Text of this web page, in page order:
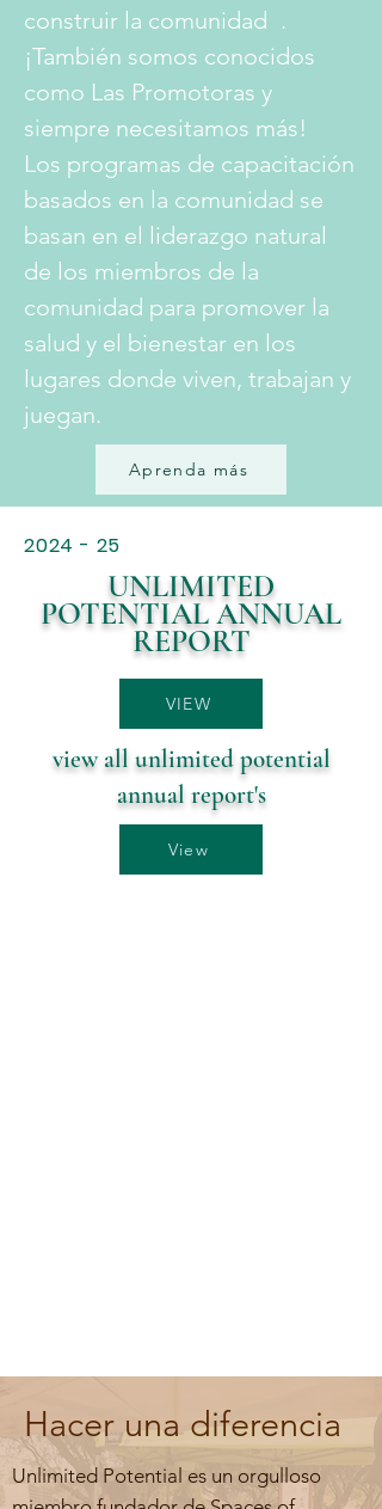
construir la comunidad .
¡También somos conocidos
como Las Promotoras y
siempre necesitamos más!
Los programas de capacitación
basados en la comunidad se
basan en el liderazgo natural
de los miembros de la
comunidad para promover la
salud y el bienestar en los
lugares donde viven, trabajan y
juegan.
Aprenda más
2024 - 25
UNLIMITED
POTENTIAL ANNUAL
REPORT
VIEW
view all unlimited potential
annual report's
View
Hacer una diferencia
Unlimited Potential es un orgulloso